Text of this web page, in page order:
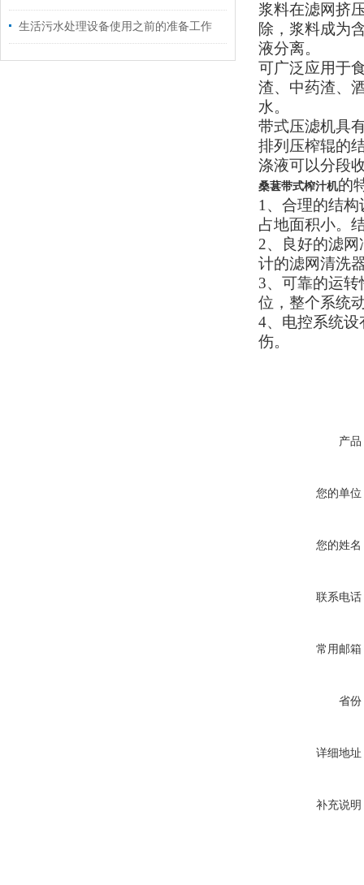
生活污水处理设备使用之前的准备工作
浆料在滤网挤
除，浆料成为
液分离。
可广泛应用于
渣、中药渣、
水。
带式压滤机具
排列压榨辊的
涤液可以分段
桑葚带式榨汁机的
1、合理的结
占地面积小。
2、良好的滤
计的滤网清洗
3、可靠的运
位，整个系统
4、电控系统
伤。
产品
您的单位
您的姓名
联系电话
常用邮箱
省份
详细地址
补充说明